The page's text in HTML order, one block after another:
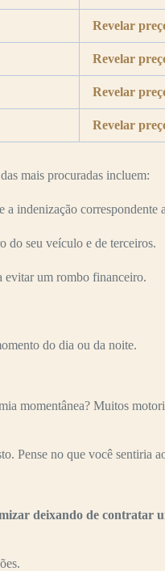
Revelar
Revelar
Revelar
Revelar
mais procuradas incluem:
indenização correspondente
do seu veículo e de terceiros.
evitar um rombo financeiro.
do dia ou da noite.
Muitos
no que você sentiria
deixando de contratar